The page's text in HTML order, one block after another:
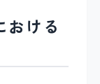
おける